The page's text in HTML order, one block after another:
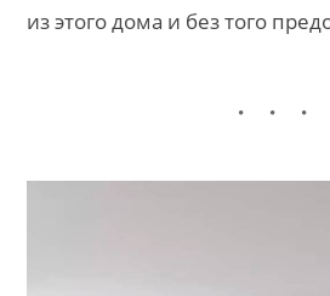
из этого дома и без того